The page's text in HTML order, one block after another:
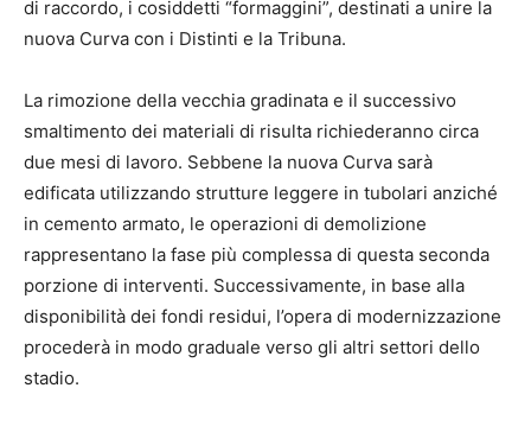
di raccordo, i cosiddetti “formaggini”, destinati a unire la
nuova Curva con i Distinti e la Tribuna.
La rimozione della vecchia gradinata e il successivo
smaltimento dei materiali di risulta richiederanno circa
due mesi di lavoro. Sebbene la nuova Curva sarà
edificata utilizzando strutture leggere in tubolari anziché
in cemento armato, le operazioni di demolizione
rappresentano la fase più complessa di questa seconda
porzione di interventi. Successivamente, in base alla
disponibilità dei fondi residui, l’opera di modernizzazione
procederà in modo graduale verso gli altri settori dello
stadio.